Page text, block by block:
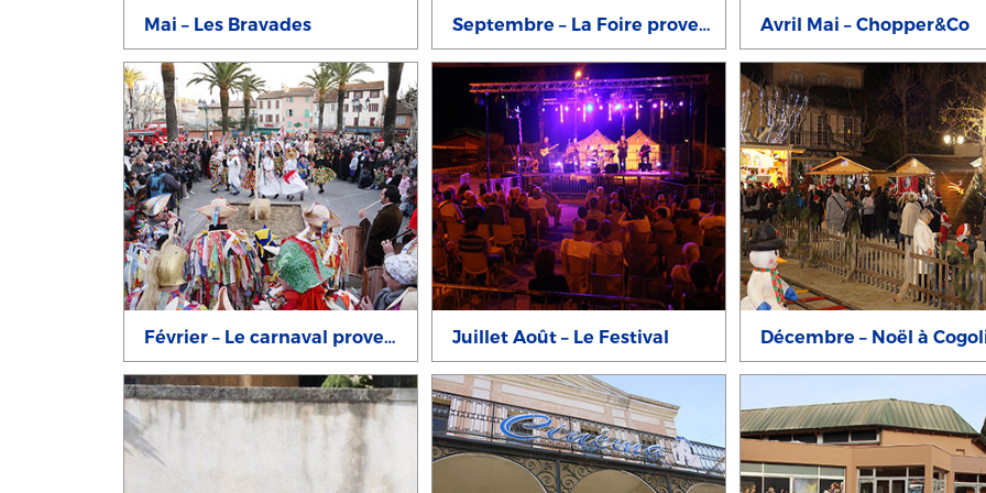
Mai – Les Bravades Septembre – La Foire provençale Avril Mai – Chopper&Co
Février – Le carnaval provençal Juillet Août – Le Festival Décembre – Noël à